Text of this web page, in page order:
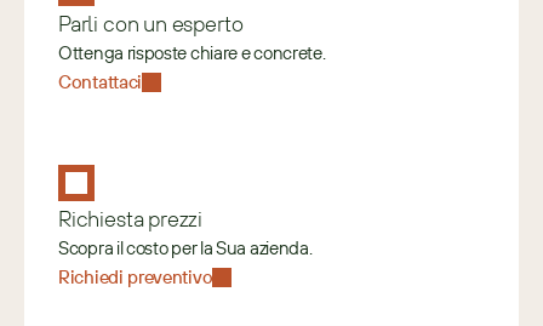
Parli con un esperto
Ottenga risposte chiare e concrete.
Contattaci
Richiesta prezzi
Scopra il costo per la Sua azienda.
Richiedi preventivo